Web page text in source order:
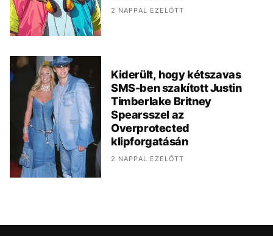
2 NAPPAL EZELŐTT
Kiderült, hogy kétszavas
SMS-ben szakított Justin
Timberlake Britney
Spearsszel az
Overprotected
klipforgatásán
2 NAPPAL EZELŐTT